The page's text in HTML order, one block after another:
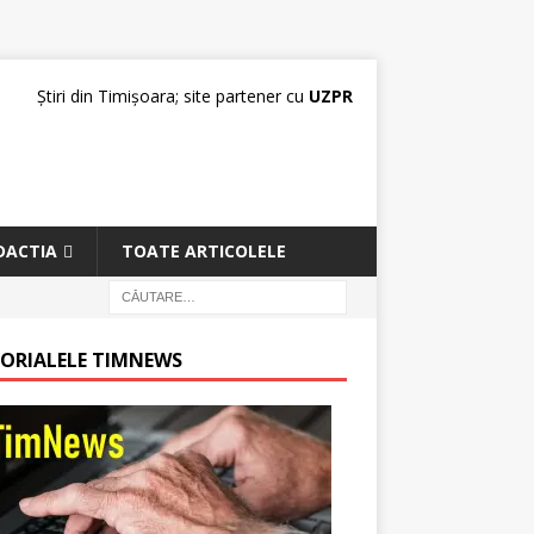
Știri din Timișoara; site partener cu UZPR
TOATE ARTICOLELE
TIMNEWS